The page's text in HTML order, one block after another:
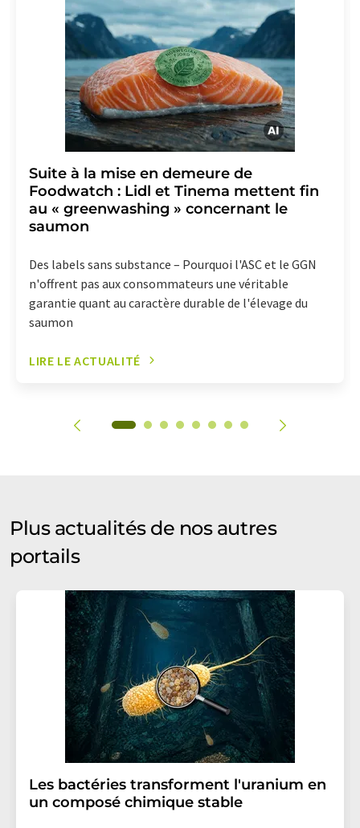
effet pour l'avenir. De plus, chaque courriel contient un
lien pour se désabonner de la newsletter
correspondante.
Suite à la mise en demeure de
Foodwatch : Lidl et Tinema mettent fin
au « greenwashing » concernant le
saumon
Des labels sans substance – Pourquoi l'ASC et le GGN
n'offrent pas aux consommateurs une véritable
garantie quant au caractère durable de l'élevage du
saumon
LIRE LE ACTUALITÉ
Plus actualités de nos autres
portails
Les bactéries transforment l'uranium en
un composé chimique stable